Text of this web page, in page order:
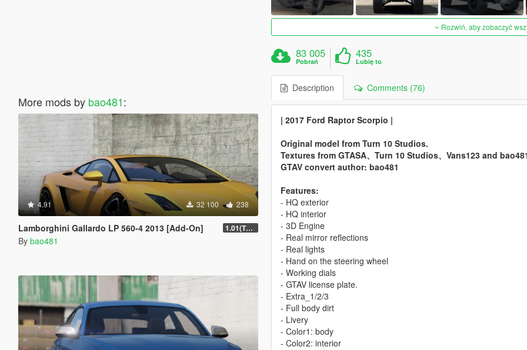
More mods by bao481:
4.91 32 100 238
Lamborghini Gallardo LP 560-4 2013 [Add-On] 1.01(The fixed version.)
By bao481
Rozwiń, aby zobaczyć
83 005
Pobrań
435
Lubię to
Description Comments (76)
| 2017 Ford Raptor Scorpio |
Original model from Turn 10 Studios.
Textures from GTASA、Turn 10 Studios、Vans123 and
GTAV convert author: bao481
Features:
- HQ exterior
- HQ interior
- 3D Engine
- Real mirror reflections
- Real lights
- Hand on the steering wheel
- Working dials
- GTAV license plate.
- Extra_1/2/3
- Full body dirt
- Livery
- Color1: body
- Color2: interior